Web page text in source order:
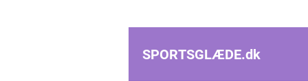
SPORTSGLÆDE.dk